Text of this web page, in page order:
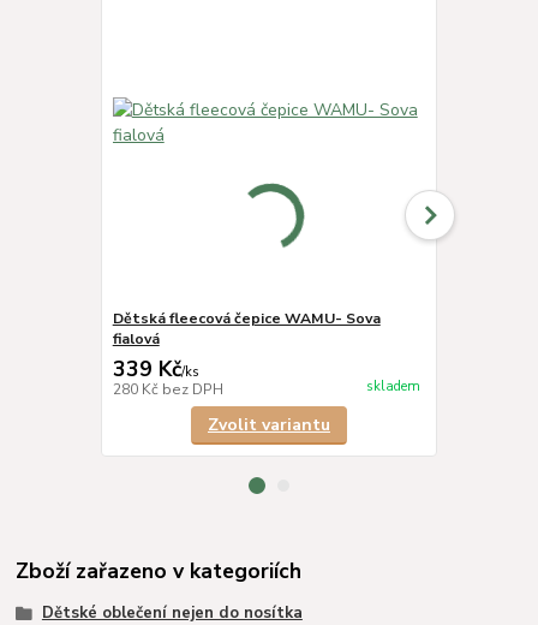
Dětská fleecová čepice WAMU- Sova
fialová
339 Kč/ks
280 Kč bez DPH skladem
Zvolit variantu
Zboží zařazeno v kategoriích
Dětské oblečení nejen do nosítka